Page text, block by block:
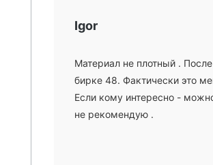
Igor
Материал не плотный .
бирке 48. Фактически это
Если кому интересно -
не рекомендую .